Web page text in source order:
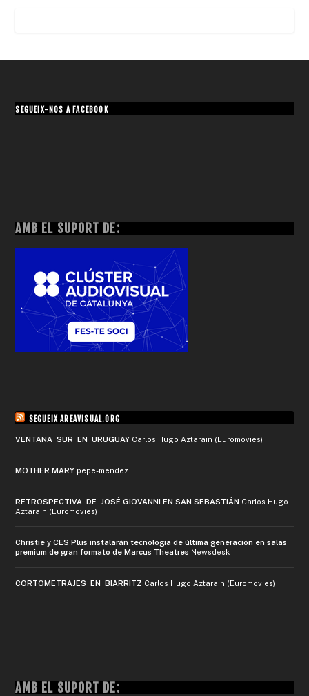
SEGUEIX-NOS A FACEBOOK
AMB EL SUPORT DE:
SEGUEIX AREAVISUAL.ORG
VENTANA SUR EN URUGUAY Carlos Hugo Aztarain (Euromovies)
MOTHER MARY pepe-mendez
RETROSPECTIVA DE JOSÉ GIOVANNI EN SAN SEBASTIÁN Carlos Hugo
Aztarain (Euromovies)
Christie y CES Plus instalarán tecnología de última generación en salas
premium de gran formato de Marcus Theatres Newsdesk
CORTOMETRAJES EN BIARRITZ Carlos Hugo Aztarain (Euromovies)
AMB EL SUPORT DE: